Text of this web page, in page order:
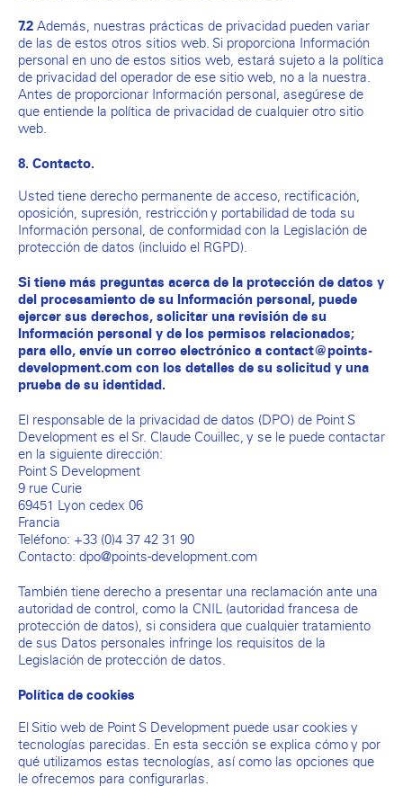
7.2 Además, nuestras prácticas de privacidad pueden variar
de las de estos otros sitios web. Si proporciona Información
personal en uno de estos sitios web, estará sujeto a la política
de privacidad del operador de ese sitio web, no a la nuestra.
Antes de proporcionar Información personal, asegúrese de
que entiende la política de privacidad de cualquier otro sitio
web.
8. Contacto.
Usted tiene derecho permanente de acceso, rectificación,
oposición, supresión, restricción y portabilidad de toda su
Información personal, de conformidad con la Legislación de
protección de datos (incluido el RGPD).
Si tiene más preguntas acerca de la protección de datos y
del procesamiento de su Información personal, puede
ejercer sus derechos, solicitar una revisión de su
Información personal y de los permisos relacionados;
para ello, envíe un correo electrónico a contact@points-
development.com con los detalles de su solicitud y una
prueba de su identidad.
El responsable de la privacidad de datos (DPO) de Point S
Development es el Sr. Claude Couillec, y se le puede contactar
en la siguiente dirección:
Point S Development
9 rue Curie
69451 Lyon cedex 06
Francia
Teléfono: +33 (0)4 37 42 31 90
Contacto: dpo@points-development.com
También tiene derecho a presentar una reclamación ante una
autoridad de control, como la CNIL (autoridad francesa de
protección de datos), si considera que cualquier tratamiento
de sus Datos personales infringe los requisitos de la
Legislación de protección de datos.
Política de cookies
El Sitio web de Point S Development puede usar cookies y
tecnologías parecidas. En esta sección se explica cómo y por
qué utilizamos estas tecnologías, así como las opciones que
le ofrecemos para configurarlas.